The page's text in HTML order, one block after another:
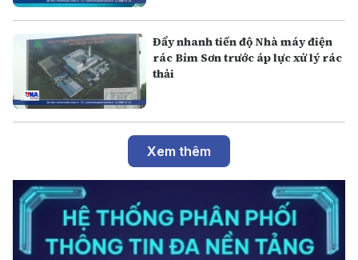
Đẩy nhanh tiến độ Nhà máy điện
rác Bỉm Sơn trước áp lực xử lý rác
thải
Xem thêm